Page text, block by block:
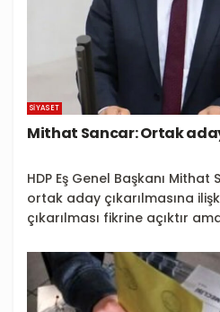
SIYASET
Mithat Sancar: Ortak
HDP Eş Genel Başkanı
ortak aday çıkarılmasına
çıkarılması fikrine açıktır